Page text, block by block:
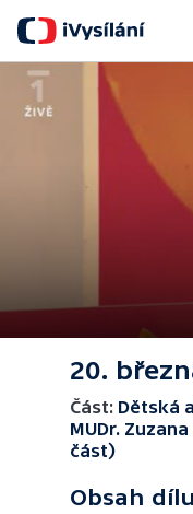
20.
Část: Dětská
MUDr.
část)
Obsah dílu